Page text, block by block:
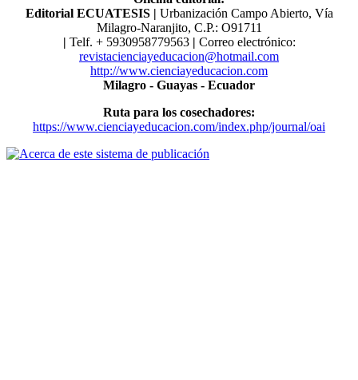
Editorial ECUATESIS | Urbanización Campo Abierto, Vía
Milagro-Naranjito, C.P.: O91711
| Telf. ​​+ 5930958779563 | Correo electrónico:
revistacienciayeducacion@hotmail.com
http://www.cienciayeducacion.com
Milagro - Guayas - Ecuador
Ruta para los cosechadores:
https://www.cienciayeducacion.com/index.php/journal/oai